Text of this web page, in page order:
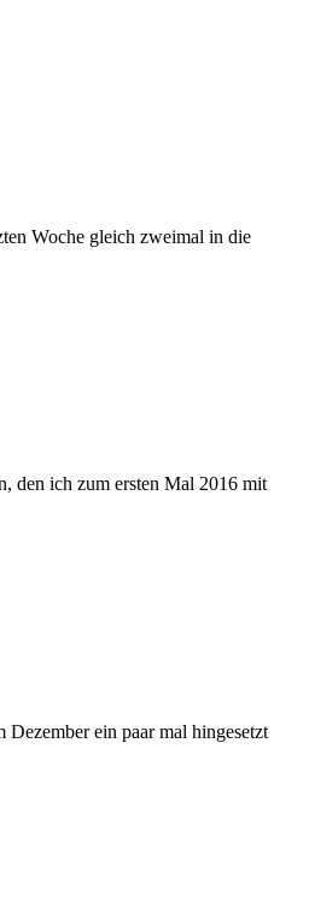
Woche gleich zweimal in die
den ich zum ersten Mal 2016 mit
ein paar mal hingesetzt